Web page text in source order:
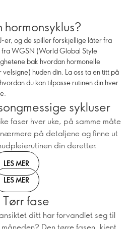
hormonsyklus?
er, og de spiller forskjellige låter fra
fra WGSN (World Global Style
bak hvordan hormonelle
huden din. La oss ta en titt på
du kan tilpasse rutinen din hver
sykluser
faser hver uke, på samme måte
på detaljene og finne ut
din deretter.
LES MER
LES MER
fase
ditt har forvandlet seg til
Den tørre fasen, kjent